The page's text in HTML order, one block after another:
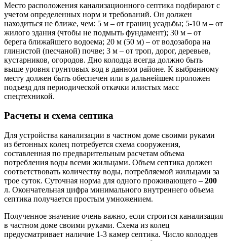
Место расположения канализационного септика подбирают с
учетом определенных норм и требований. Он должен
находиться не ближе, чем: 5 м – от границ усадьбы; 5-10 м – от
жилого здания (чтобы не подмыть фундамент); 30 м – от
берега ближайшего водоема; 20 м (50 м) – от водозабора на
глинистой (песчаной) почве; 3 м – от троп, дорог, деревьев,
кустарников, огородов. Дно колодца всегда должно быть
выше уровня грунтовых вод в данном районе. К выбранному
месту должен быть обеспечен или в дальнейшем проложен
подъезд для периодической откачки илистых масс
спецтехникой.
Расчеты и схема септика
Для устройства канализации в частном доме своими руками
из бетонных колец потребуется схема сооружения,
составленная по предварительным расчетам объема
потребления воды всеми жильцами. Объем септика должен
соответствовать количеству воды, потребляемой жильцами за
трое суток. Суточная норма для одного проживающего – 200
л. Окончательная цифра минимального внутреннего объема
септика получается простым умножением.
Полученное значение очень важно, если строится канализация
в частном доме своими руками. Схема из колец
предусматривает наличие 1-3 камер септика. Число колодцев